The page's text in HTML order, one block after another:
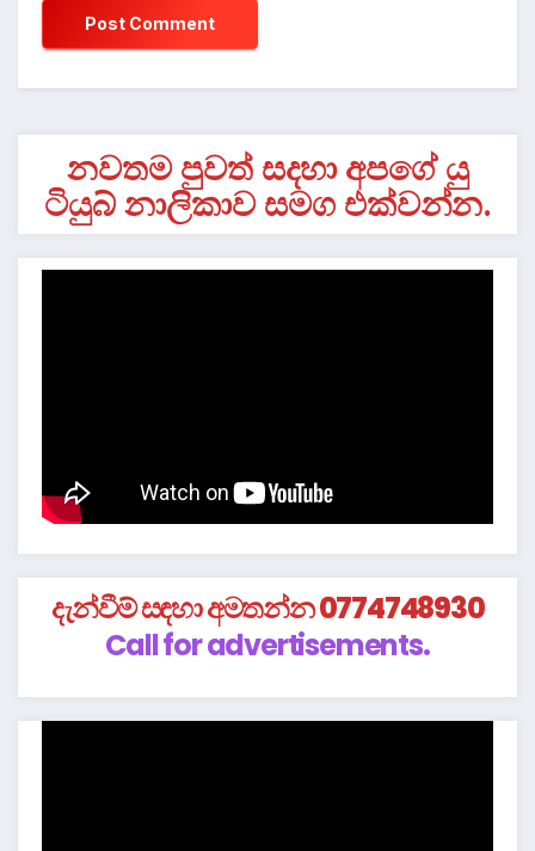
නවතම පුවත් සදහා අපගේ යු
ටියුබ් නාලිකාව සමග එක්වන්න.
දැන්වීම් සඳහා අමතන්න 0774748930
Call for advertisements.